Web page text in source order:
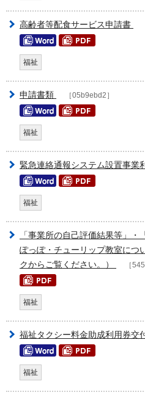
高齢者等配食サービス申請書
福祉
申請書類 ［05b9ebd2］
福祉
緊急連絡通報システム設置事業
福祉
「事業所の自己評価結果等」
ぽっぽ・チューリップ教室につ
クからご覧ください。）
［
福祉
福祉タクシー料金助成利用券交
福祉